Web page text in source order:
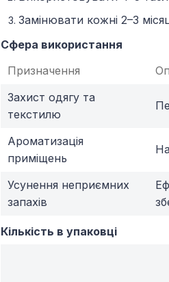
Замінювати кожні 2–3
Сфера використання
Призначення
Захист одягу та
текстилю
Ароматизація
приміщень
Усунення неприємних
запахів
Кількість в упаковці